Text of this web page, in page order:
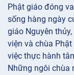
Phật giáo đóng
sống hàng ngày
giáo Nguyên
viện và chùa
việc thực hành
Những ngôi chùa